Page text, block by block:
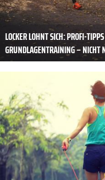
LOCKER LOHNT SICH: PROFI-
GRUNDLAGENTRAINING – NICHT